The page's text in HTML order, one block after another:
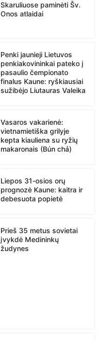
Skaruliuose paminėti Šv.
Onos atlaidai
Penki jaunieji Lietuvos
penkiakovininkai pateko į
pasaulio čempionato
finalus Kaune: ryškiausiai
sužibėjo Liutauras Valeika
Vasaros vakarienė:
vietnamietiška grilyje
kepta kiauliena su ryžių
makaronais (Bún chả)
Liepos 31-osios orų
prognozė Kaune: kaitra ir
debesuota popietė
Prieš 35 metus sovietai
įvykdė Medininkų
žudynes